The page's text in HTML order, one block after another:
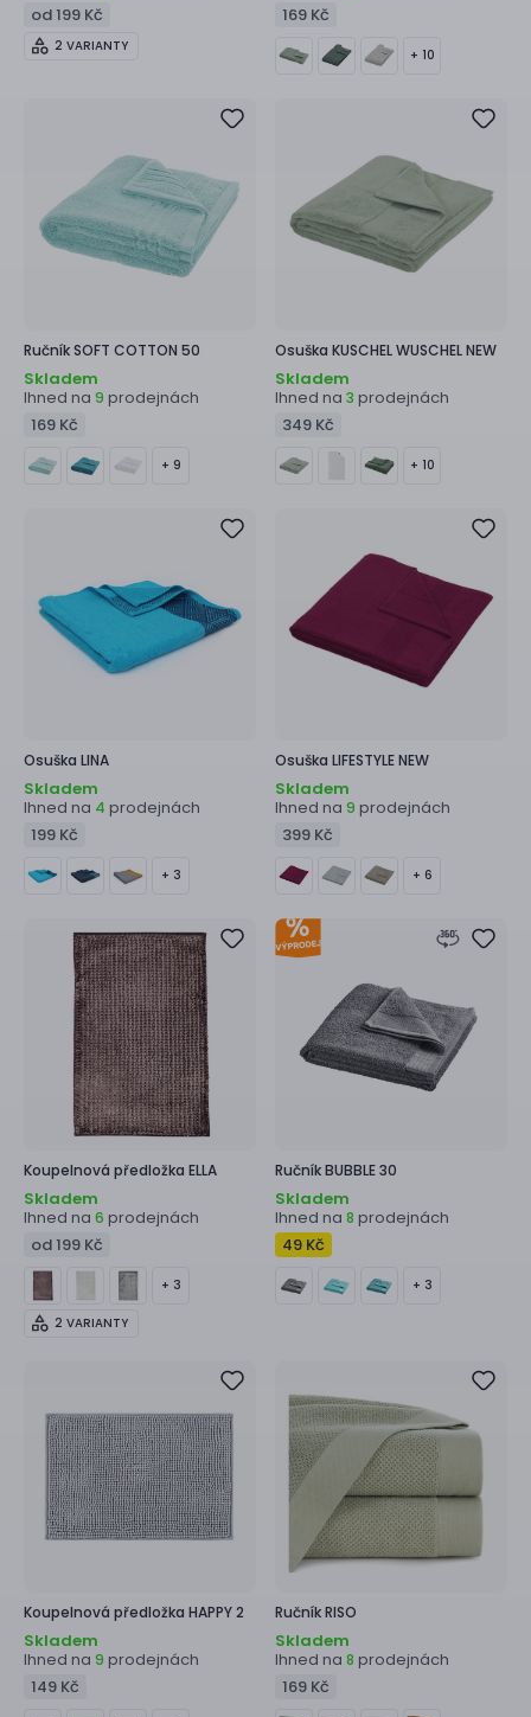
od 199 Kč
2 VARIANTY
169 Kč
+ 10
RučníkSOFT COTTON 50
Skladem
Ihned na 9 prodejnách
169 Kč
+ 9
Osuška KUSCHEL WUSCHEL NEW
Skladem
Ihned na 3 prodejnách
349 Kč
+ 10
Osuška LINA
Skladem
Ihned na 4 prodejnách
199 Kč
+ 3
Osuška LIFESTYLE NEW
Skladem
Ihned na 9 prodejnách
399 Kč
+ 6
Koupelnová předložka ELLA
Skladem
Ihned na 6 prodejnách
od 199 Kč
+ 3
2 VARIANTY
RučníkBUBBLE 30
Skladem
Ihned na 8 prodejnách
49 Kč
+ 3
Koupelnová předložka HAPPY 2
Skladem
Ihned na 9 prodejnách
149 Kč
RučníkRISO
Skladem
Ihned na 8 prodejnách
169 Kč